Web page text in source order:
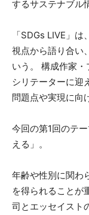
するサステナブル
「SDGs LIVE」
視点から語り合い
いう。 構成作家
シリテーターに迎
問題点や実現に向
今回の第1回のテ
える」。
年齢や性別に関わ
を得られることが
司とエッセイスト